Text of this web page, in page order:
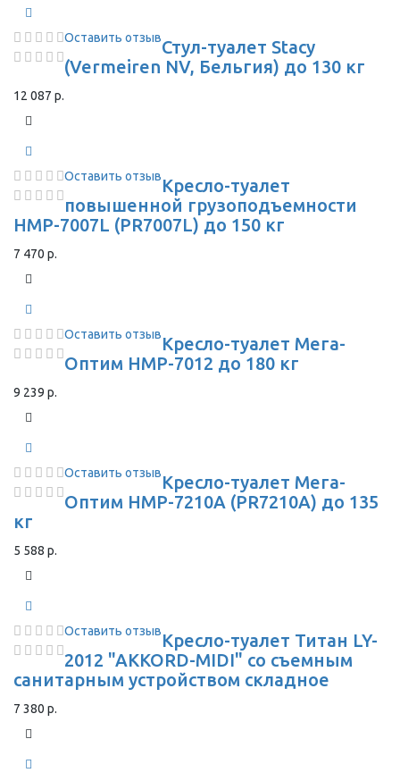
Оставить отзывСтул-туалет Stacy
(Vermeiren NV, Бельгия) до 130 кг
12 087 р.
Оставить отзывКресло-туалет
повышенной грузоподъемности
HMP-7007L (PR7007L) до 150 кг
7 470 р.
Оставить отзывКресло-туалет Мега-
Оптим HMP-7012 до 180 кг
9 239 р.
Оставить отзывКресло-туалет Мега-
Оптим HMP-7210A (PR7210A) до 135
кг
5 588 р.
Оставить отзывКресло-туалет Титан LY-
2012 "AKKORD-MIDI" со съемным
санитарным устройством складное
7 380 р.